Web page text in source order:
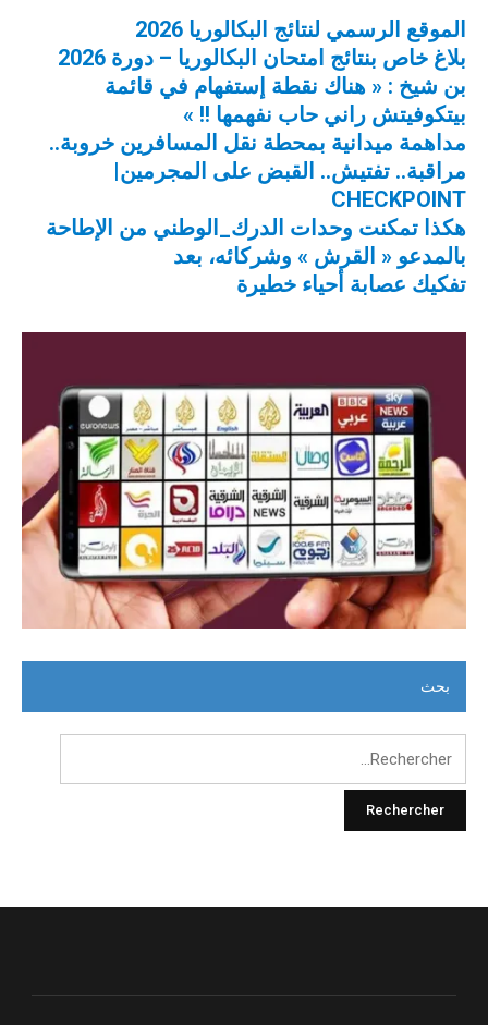
الموقع الرسمي لنتائج البكالوريا 2026
بلاغ خاص بنتائج امتحان البكالوريا – دورة 2026
بن شيخ : « هناك نقطة إستفهام في قائمة
بيتكوفيتش راني حاب نفهمها !! »
مداهمة ميدانية بمحطة نقل المسافرين خروبة..
مراقبة.. تفتيش.. القبض على المجرمين|
CHECKPOINT
هكذا تمكنت وحدات الدرك_الوطني من الإطاحة
بالمدعو « القرش » وشركائه، بعد
تفكيك عصابة أحياء خطيرة
بحث